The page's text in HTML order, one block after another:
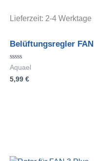
Lieferzeit: 2-4 Werktage
Belüftungsregler FAN
Bewertet
mit
0
Aquael
5,99 €